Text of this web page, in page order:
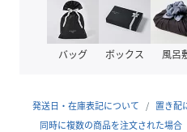
ーディネートで楽しめます。
ーーー
【BRILL（ブリル）】
バッグ ボックス 風呂
発送日・在庫表記について 置き配
同時に複数の商品を注文された場合